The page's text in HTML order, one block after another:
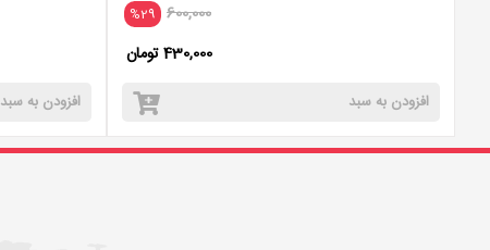
%29 600,000
430,000 تومان
افزودن به سبد افزودن به سبد